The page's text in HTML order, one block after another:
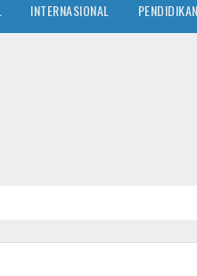
INTERNASIONAL PENDIDIKAN